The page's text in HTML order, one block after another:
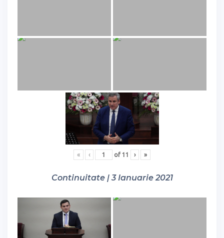
« ‹ of 11 › »
Continuitate | 3 Ianuarie 2021